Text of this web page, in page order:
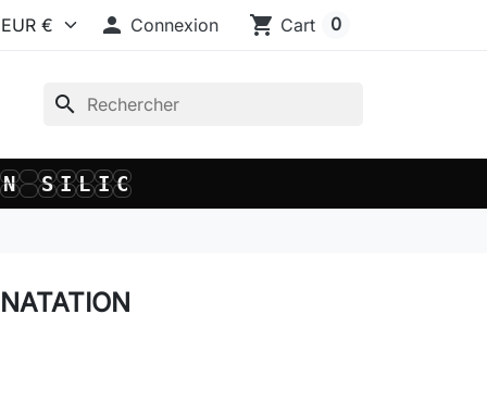
 Connexion shopping_cart Cart 0
search
S
S I
I L
L I
I C
C O
O N
N